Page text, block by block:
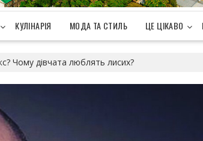
КУЛІНАРІЯ МОДА ТА СТИЛЬ ЦЕ ЦІКАВО
Чому дівчата люблять лисих?